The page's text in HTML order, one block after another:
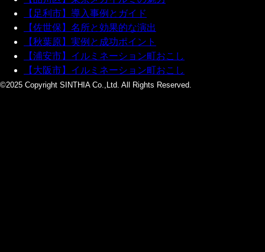
【足利市】導入事例とガイド
【佐世保】名所と効果的な演出
【秋葉原】実例と成功ポイント
【浦安市】イルミネーション町おこし
【大阪市】イルミネーション町おこし
©2025 Copyright SINTHIA Co.,Ltd. All Rights Reserved.